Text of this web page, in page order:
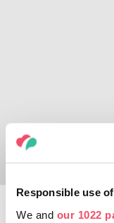
Responsible use
We and our 1022
Cerkev